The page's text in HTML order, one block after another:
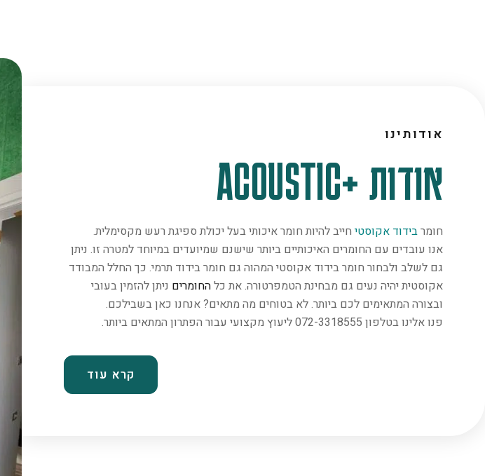
אודותינו
אודות +ACOUSTIC
חומרבידוד אקוסטי חייב להיות חומר איכותי בעל יכולת ספיגת רעש מקסימלית.
אנו עובדים עם החומרים האיכותיים ביותר שישנם שמיועדים במיוחד למטרה זו. ניתן
גם לשלב ולבחור חומר בידוד אקוסטי המהוה גם חומר בידוד תרמי. כך החלל המבודד
אקוסטית יהיה נעים גם מבחינת הטמפרטורה. את כלהחומרים ניתן להזמין בעובי
ובצורה המתאימים לכם ביותר. לא בטוחים מה מתאים? אנחנו כאן בשבילכם.
פנו אלינו בטלפון 072-3318555 ליעוץ מקצועי עבור הפתרון המתאים ביותר.
קרא עוד